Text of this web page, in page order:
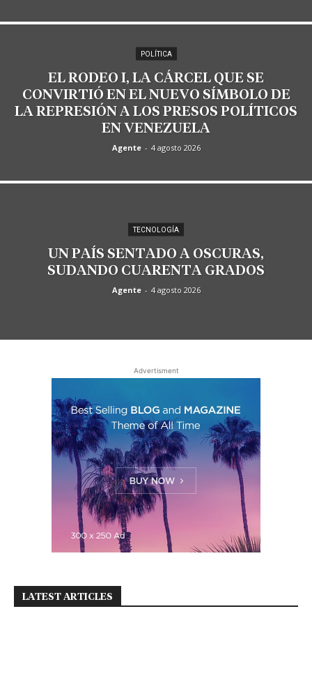
POLÍTICA
EL RODEO I, LA CÁRCEL QUE SE
CONVIRTIÓ EN EL NUEVO SÍMBOLO DE
LA REPRESIÓN A LOS PRESOS POLÍTICOS
EN VENEZUELA
Agente - 4 agosto 2026
TECNOLOGÍA
UN PAÍS SENTADO A OSCURAS,
SUDANDO CUARENTA GRADOS
Agente - 4 agosto 2026
Advertisment
LATEST ARTICLES